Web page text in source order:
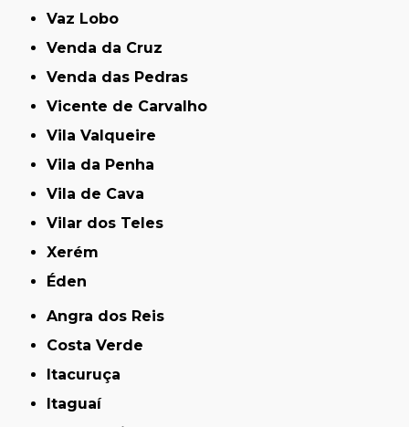
Vaz Lobo
Venda da Cruz
Venda das Pedras
Vicente de Carvalho
Vila Valqueire
Vila da Penha
Vila de Cava
Vilar dos Teles
Xerém
Éden
Angra dos Reis
Costa Verde
Itacuruça
Itaguaí